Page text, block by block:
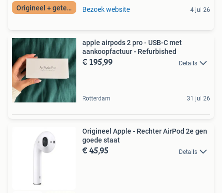
Origineel + getest Bezoek website 4 jul 26
apple airpods 2 pro - USB-C met
aankoopfactuur - Refurbished
€ 195,99 Details
Rotterdam 31 jul 26
Origineel Apple - Rechter AirPod 2e gen
goede staat
€ 45,95 Details